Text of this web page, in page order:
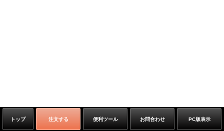
トップ 注文する 便利ツール お問合わせ PC版表示